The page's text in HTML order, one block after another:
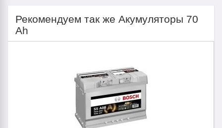
Рекомендуем так же Акумуляторы 70
Ah